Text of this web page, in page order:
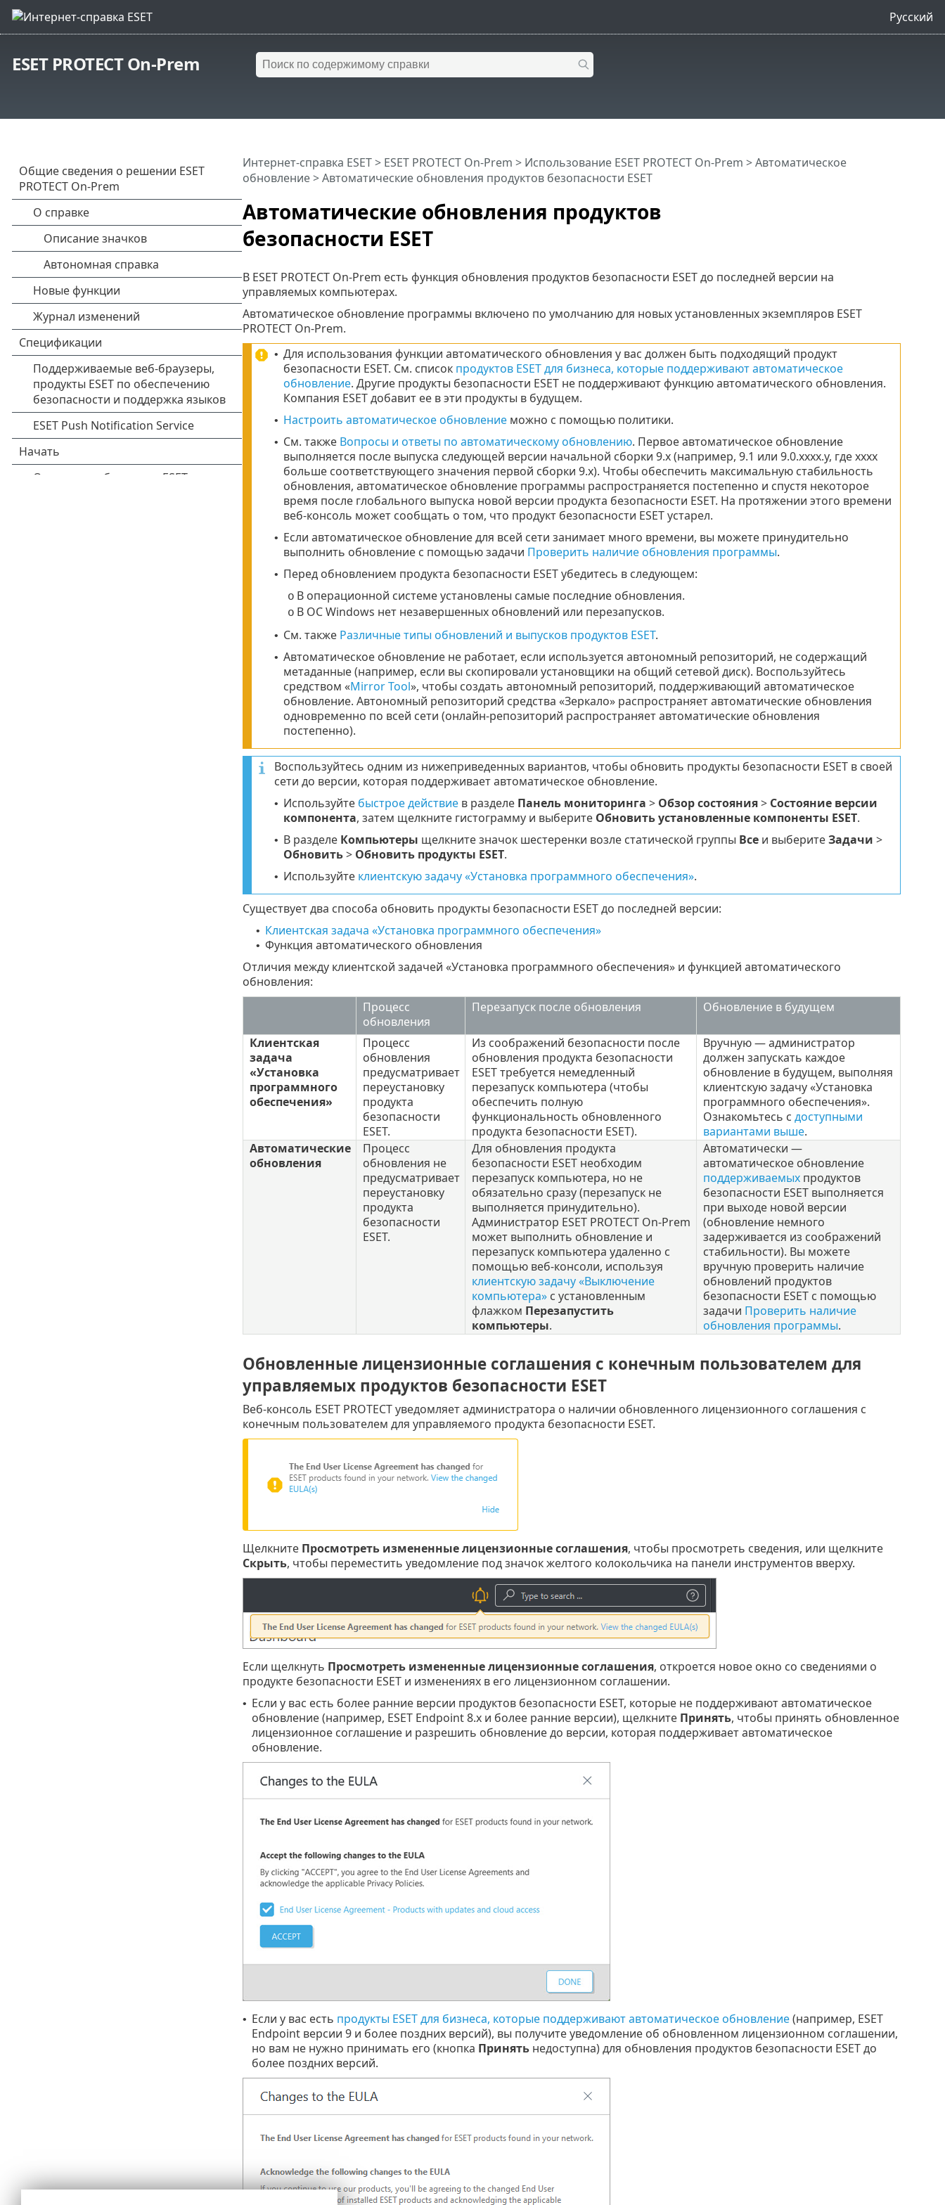
Русский
ESET PROTECT On-Prem
Автоматические обновления продуктов
безопасности ESET
Интернет-справка ESET> ESET PROTECT On-Prem > Использование ESET PROTECT On-Prem >Автоматическое
обновление> Автоматические обновления продуктов безопасности ESET
В ESET PROTECT On-Prem есть функция обновления продуктов безопасности ESET до последней версии на
управляемых компьютерах.
Автоматическое обновление программы включено по умолчанию для новых установленных экземпляров ESET
PROTECT On-Prem.
• Для использования функции автоматического обновления у вас должен быть подходящий продукт
безопасности ESET. См. список продуктов ESET для бизнеса, которые поддерживают автоматическое
обновление. Другие продукты безопасности ESET не поддерживают функцию автоматического обновления.
Компания ESET добавит ее в эти продукты в будущем.
• Настроить автоматическое обновлениеможно с помощью политики.
• См. также Вопросы и ответы по автоматическому обновлению. Первое автоматическое обновление
выполняется после выпуска следующей версии начальной сборки 9.x (например, 9.1 или 9.0.xxxx.y, где xxxx
больше соответствующего значения первой сборки 9.x). Чтобы обеспечить максимальную стабильность
обновления, автоматическое обновление программы распространяется постепенно и спустя некоторое
время после глобального выпуска новой версии продукта безопасности ESET. На протяжении этого времени
веб-консоль может сообщать о том, что продукт безопасности ESET устарел.
• Если автоматическое обновление для всей сети занимает много времени, вы можете принудительно
выполнить обновление с помощью задачи Проверить наличие обновления программы.
• Перед обновлением продукта безопасности ESET убедитесь в следующем:
o В операционной системе установлены самые последние обновления.
o В ОС Windows нет незавершенных обновлений или перезапусков.
• См. также Различные типы обновлений и выпусков продуктов ESET.
• Автоматическое обновление не работает, если используется автономный репозиторий, не содержащий
метаданные (например, если вы скопировали установщики на общий сетевой диск). Воспользуйтесь
средством «Mirror Tool», чтобы создать автономный репозиторий, поддерживающий автоматическое
обновление. Автономный репозиторий средства «Зеркало» распространяет автоматические обновления
одновременно по всей сети (онлайн-репозиторий распространяет автоматические обновления
постепенно).
Воспользуйтесь одним из нижеприведенных вариантов, чтобы обновить продукты безопасности ESET в своей
сети до версии, которая поддерживает автоматическое обновление.
• Используйте быстрое действиев разделе Панель мониторинга > Обзор состояния> Состояние версии
компонента, затем щелкните гистограмму и выберите Обновить установленные компоненты ESET.
• В разделе Компьютеры щелкните значок шестеренки возле статической группы Всеи выберитеЗадачи >
Обновить> Обновить продукты ESET.
• Используйте клиентскую задачу «Установка программного обеспечения».
Существует два способа обновить продукты безопасности ESET до последней версии:
• Клиентская задача «Установка программного обеспечения»
• Функция автоматического обновления
Отличия между клиентской задачей «Установка программного обеспечения» и функцией автоматического
обновления:
Процесс
обновления
Перезапуск после обновления Обновление в будущем
Клиентская
задача
«Установка
программного
обеспечения»
Процесс
обновления
предусматривает
переустановку
продукта
безопасности
ESET.
Из соображений безопасности после
обновления продукта безопасности
ESET требуется немедленный
перезапуск компьютера (чтобы
обеспечить полную
функциональность обновленного
продукта безопасности ESET).
Вручную — администратор
должен запускать каждое
обновление в будущем, выполняя
клиентскую задачу «Установка
программного обеспечения».
Ознакомьтесь с доступными
вариантами выше.
Автоматические
обновления
Процесс
обновления не
предусматривает
переустановку
продукта
безопасности
ESET.
Для обновления продукта
безопасности ESET необходим
перезапуск компьютера, но не
обязательно сразу (перезапуск не
выполняется принудительно).
Администратор ESET PROTECT On-Prem
может выполнить обновление и
перезапуск компьютера удаленно с
помощью веб-консоли, используя
клиентскую задачу «Выключение
компьютера»с установленным
флажком Перезапустить
компьютеры.
Автоматически —
автоматическое обновление
поддерживаемыхпродуктов
безопасности ESET выполняется
при выходе новой версии
(обновление немного
задерживается из соображений
стабильности). Вы можете
вручную проверить наличие
обновлений продуктов
безопасности ESET с помощью
задачи Проверить наличие
обновления программы.
Обновленные лицензионные соглашения с конечным пользователем для
управляемых продуктов безопасности ESET
Веб-консоль ESET PROTECT уведомляет администратора о наличии обновленного лицензионного соглашения с
конечным пользователем для управляемого продукта безопасности ESET.
Щелкните Просмотреть измененные лицензионные соглашения, чтобы просмотреть сведения, или щелкните
Скрыть, чтобы переместить уведомление под значок желтого колокольчика на панели инструментов вверху.
Если щелкнуть Просмотреть измененные лицензионные соглашения, откроется новое окно со сведениями о
продукте безопасности ESET и изменениях в его лицензионном соглашении.
• Если у вас есть более ранние версии продуктов безопасности ESET, которые не поддерживают автоматическое
обновление (например, ESET Endpoint 8.x и более ранние версии), щелкните Принять, чтобы принять обновленное
лицензионное соглашение и разрешить обновление до версии, которая поддерживает автоматическое
обновление.
• Если у вас есть продукты ESET для бизнеса, которые поддерживают автоматическое обновление(например, ESET
Endpoint версии 9 и более поздних версий), вы получите уведомление об обновленном лицензионном соглашении,
но вам не нужно принимать его (кнопка Принятьнедоступна) для обновления продуктов безопасности ESET до
более поздних версий.